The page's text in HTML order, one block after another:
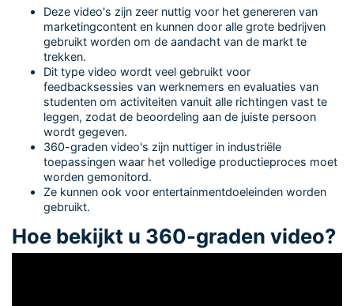
Deze video's zijn zeer nuttig voor het genereren van
marketingcontent en kunnen door alle grote bedrijven
gebruikt worden om de aandacht van de markt te
trekken.
Dit type video wordt veel gebruikt voor
feedbacksessies van werknemers en evaluaties van
studenten om activiteiten vanuit alle richtingen vast te
leggen, zodat de beoordeling aan de juiste persoon
wordt gegeven.
360-graden video's zijn nuttiger in industriële
toepassingen waar het volledige productieproces moet
worden gemonitord.
Ze kunnen ook voor entertainmentdoeleinden worden
gebruikt.
Hoe bekijkt u 360-graden video?